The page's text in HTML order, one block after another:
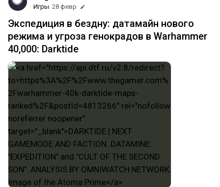
Игры 28 февр
Экспедиция в бездну: датамайн нового
режима и угроза генокрадов в Warhammer
40,000: Darktide